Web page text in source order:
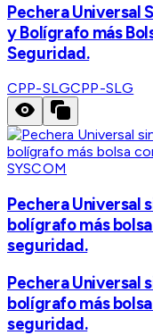
Pechera Universal
y Bolígrafo más
Seguridad.
CPP-SLGCPP-SLG
SYSCOM
Pechera Universal
bolígrafo más
seguridad.
Pechera Universal
bolígrafo más
seguridad.